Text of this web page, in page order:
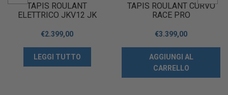
TAPIS ROULANT
ELETTRICO JKV12 JK
€2.399,00
LEGGI TUTTO
TAPIS ROULANT CURVO
RACE PRO
€3.399,00
AGGIUNGI AL
CARRELLO